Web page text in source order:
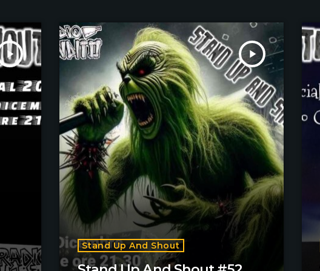
play_arrow play_arrow
Stand Up And Shout